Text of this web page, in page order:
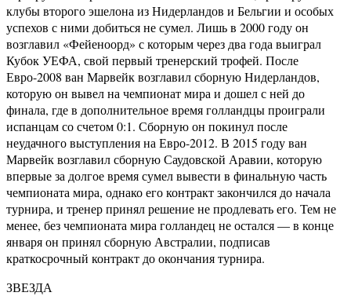
клубы второго эшелона из Нидерландов и Бельгии и особых
успехов с ними добиться не сумел. Лишь в 2000 году он
возглавил «Фейеноорд» с которым через два года выиграл
Кубок УЕФА, свой первый тренерский трофей. После
Евро-2008 ван Марвейк возглавил сборную Нидерландов,
которую он вывел на чемпионат мира и дошел с ней до
финала, где в дополнительное время голландцы проиграли
испанцам со счетом 0:1. Сборную он покинул после
неудачного выступления на Евро-2012. В 2015 году ван
Марвейк возглавил сборную Саудовской Аравии, которую
впервые за долгое время сумел вывести в финальную часть
чемпионата мира, однако его контракт закончился до начала
турнира, и тренер принял решение не продлевать его. Тем не
менее, без чемпионата мира голландец не остался — в конце
января он принял сборную Австралии, подписав
краткосрочный контракт до окончания турнира.
ЗВЕЗДА